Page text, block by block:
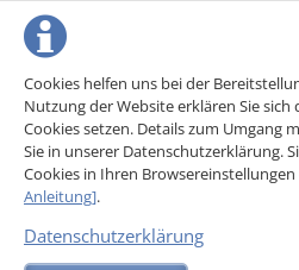
Cookies helfen uns bei der
Nutzung der Website erklären Sie
Cookies setzen. Details zum Umgang
Sie in unserer Datenschutzerklärung.
Cookies in Ihren
Anleitung].
Datenschutzerklärung